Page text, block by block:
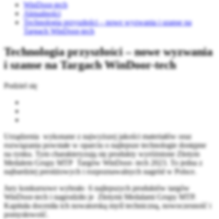
WinDoor-tech
Aktualności
Technologia przyszłości – nowe wyzwania i szanse na
Targach WinDoor-tech
Technologia przyszłości – nowe wyzwania
i szanse na Targach WinDoor-tech
Podziel się
Urządzenia wykonane z najwyższej jakości materiałów oraz
rozwiązania powstałe w oparciu o najlepsze technologie dostępne
na rynku. Tym charakteryzują się produkty wyróżnione Złotym
Medalem Grupy MTP Targów WinDoor- tech 2023. To jedna z
najbardziej prestiżowych i rozpoznawalnych nagród w Polsce.
Jury konkursowe wybrało 6 najlepszych produktów targów
WinDoor-tech i nagrodziło je Złotymi Medalami Grupy MTP.
Kapituła doceniła ich nowatorską myśl techniczną, nowoczesność i
pomysłowość.